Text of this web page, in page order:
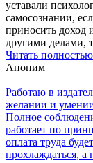
уставали
самосознании,
приносить доход
другими делами,
Читать
Аноним
Работаю в
желании и
Полное
работает по
оплата труда
прохлаждаться, а